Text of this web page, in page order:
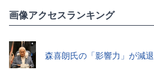
画像アクセスランキング
森喜朗氏の「影響力」が減